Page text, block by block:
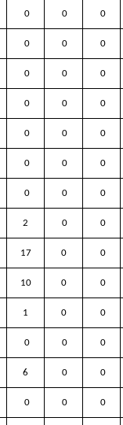
0 0 0
0 0 0
0 0 0
0 0 0
0 0 0
0 0 0
0 0 0
2 0 0
17 0 0
10 0 0
1 0 0
0 0 0
6 0 0
0 0 0